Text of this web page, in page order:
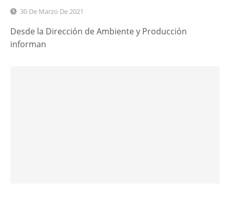
30 De Marzo De 2021
Desde la Dirección de Ambiente y Producción
informan